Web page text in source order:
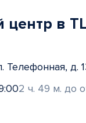
центр в
Телефонная, д.
2 ч. 49 м. до